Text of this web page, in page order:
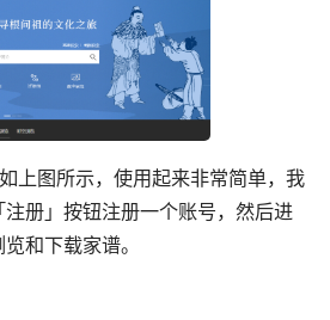
上图所示，使用起来非常简单，我
册」按钮注册一个账号，然后进
和下载家谱。